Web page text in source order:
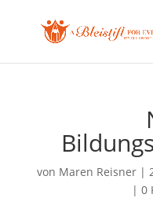
von Maren Reisner|
|0